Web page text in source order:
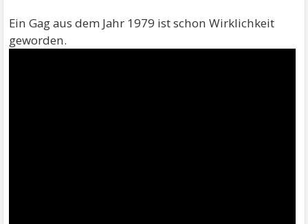
Ein Gag aus dem Jahr 1979 ist schon Wirklichkeit
geworden.